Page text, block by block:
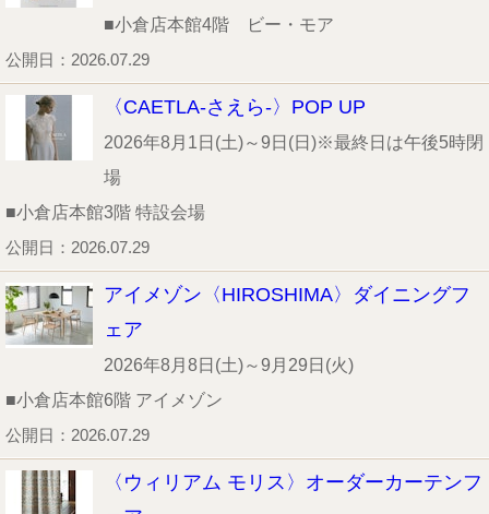
■小倉店本館4階 ビー・モア
公開日：2026.07.29
〈CAETLA-さえら-〉POP UP
2026年8月1日(土)～9日(日)※最終日は午後5時閉
場
■小倉店本館3階 特設会場
公開日：2026.07.29
アイメゾン〈HIROSHIMA〉ダイニングフ
ェア
2026年8月8日(土)～9月29日(火)
■小倉店本館6階 アイメゾン
公開日：2026.07.29
〈ウィリアム モリス〉オーダーカーテンフ